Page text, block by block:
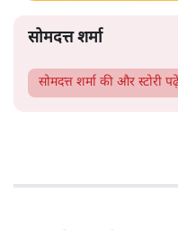
सोमदत्त शर्मा
सोमदत्त शर्मा की और स्टोरी पढ़ें